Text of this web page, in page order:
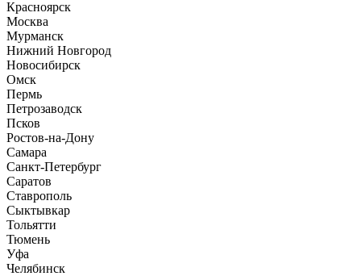
Красноярск
Москва
Мурманск
Нижний Новгород
Новосибирск
Омск
Пермь
Петрозаводск
Псков
Ростов-на-Дону
Самара
Санкт-Петербург
Саратов
Ставрополь
Сыктывкар
Тольятти
Тюмень
Уфа
Челябинск